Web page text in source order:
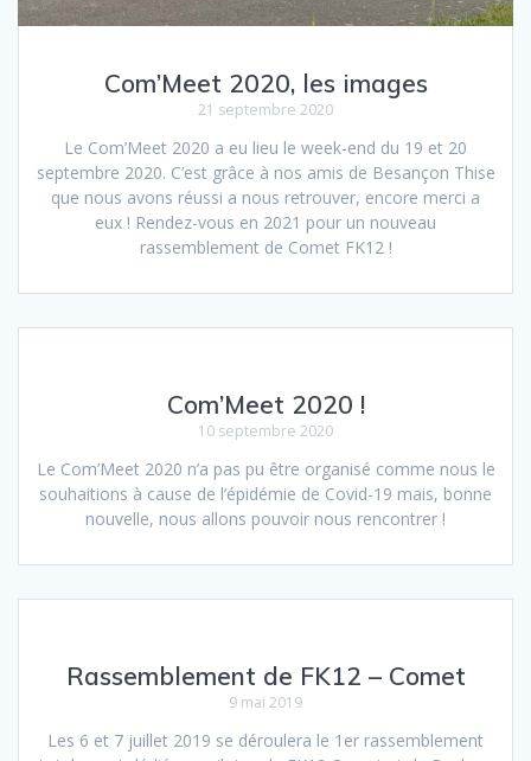
Com’Meet 2020, les images
21 septembre 2020
Le Com’Meet 2020 a eu lieu le week-end du 19 et 20
septembre 2020. C’est grâce à nos amis de Besançon Thise
que nous avons réussi a nous retrouver, encore merci a
eux ! Rendez-vous en 2021 pour un nouveau
rassemblement de Comet FK12 !
Com’Meet 2020 !
10 septembre 2020
Le Com’Meet 2020 n’a pas pu être organisé comme nous le
souhaitions à cause de l’épidémie de Covid-19 mais, bonne
nouvelle, nous allons pouvoir nous rencontrer !
Rassemblement de FK12 – Comet
9 mai 2019
Les 6 et 7 juillet 2019 se déroulera le 1er rassemblement